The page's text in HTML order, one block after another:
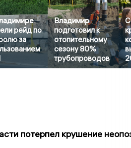
рейд по
за
Владимир
подготовил к
отопительному
сезону 80%
трубопроводов
потерпел крушение